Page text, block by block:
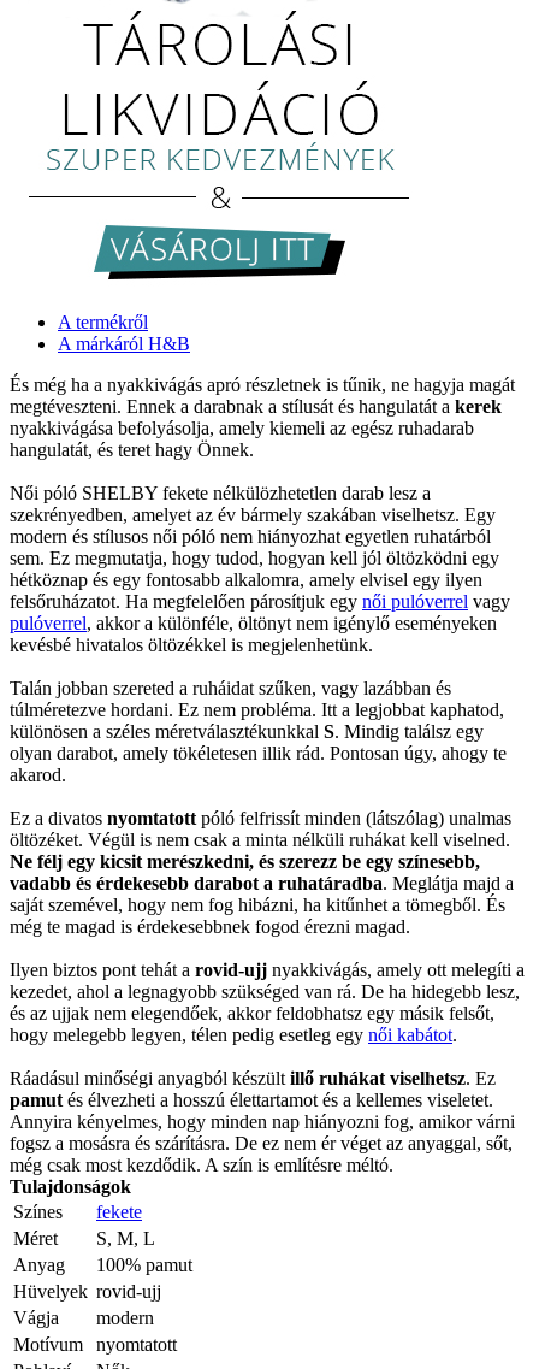
A termékről
A márkáról H&B
És még ha a nyakkivágás apró részletnek is tűnik, ne hagyja magát
megtéveszteni. Ennek a darabnak a stílusát és hangulatát a kerek
nyakkivágása befolyásolja, amely kiemeli az egész ruhadarab
hangulatát, és teret hagy Önnek.
Női póló SHELBY fekete nélkülözhetetlen darab lesz a
szekrényedben, amelyet az év bármely szakában viselhetsz. Egy
modern és stílusos női póló nem hiányozhat egyetlen ruhatárból
sem. Ez megmutatja, hogy tudod, hogyan kell jól öltözködni egy
hétköznap és egy fontosabb alkalomra, amely elvisel egy ilyen
felsőruházatot. Ha megfelelően párosítjuk egy női pulóverrel vagy
pulóverrel, akkor a különféle, öltönyt nem igénylő eseményeken
kevésbé hivatalos öltözékkel is megjelenhetünk.
Talán jobban szereted a ruháidat szűken, vagy lazábban és
túlméretezve hordani. Ez nem probléma. Itt a legjobbat kaphatod,
különösen a széles méretválasztékunkkal S. Mindig találsz egy
olyan darabot, amely tökéletesen illik rád. Pontosan úgy, ahogy te
akarod.
Ez a divatos nyomtatott póló felfrissít minden (látszólag) unalmas
öltözéket. Végül is nem csak a minta nélküli ruhákat kell viselned.
Ne félj egy kicsit merészkedni, és szerezz be egy színesebb,
vadabb és érdekesebb darabot a ruhatáradba. Meglátja majd a
saját szemével, hogy nem fog hibázni, ha kitűnhet a tömegből. És
még te magad is érdekesebbnek fogod érezni magad.
Ilyen biztos pont tehát a rovid-ujj nyakkivágás, amely ott melegíti a
kezedet, ahol a legnagyobb szükséged van rá. De ha hidegebb lesz,
és az ujjak nem elegendőek, akkor feldobhatsz egy másik felsőt,
hogy melegebb legyen, télen pedig esetleg egy női kabátot.
Ráadásul minőségi anyagból készült illő ruhákat viselhetsz. Ez
pamut és élvezheti a hosszú élettartamot és a kellemes viseletet.
Annyira kényelmes, hogy minden nap hiányozni fog, amikor várni
fogsz a mosásra és szárításra. De ez nem ér véget az anyaggal, sőt,
még csak most kezdődik. A szín is említésre méltó.
Tulajdonságok
Színes
fekete
Méret
S, M, L
Anyag
100% pamut
Hüvelyek rovid-ujj
Vágja
modern
Motívum
nyomtatott